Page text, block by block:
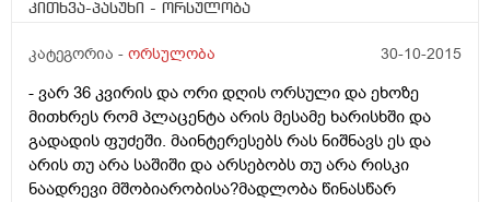
კითხვა-პასუხი - ორსულობა
კატეგორია - ორსულობა 30-10-2015
- ვარ 36 კვირის და ორი დღის ორსული და ეხოზე
მითხრეს რომ პლაცენტა არის მესამე ხარისხში და
გადადის ფუძეში. მაინტერესებს რას ნიშნავს ეს და
არის თუ არა საშიში და არსებობს თუ არა რისკი
ნაადრევი მშობიარობისა?მადლობა წინასწარ